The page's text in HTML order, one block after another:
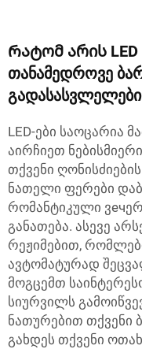
Რატომ არის LED
თანამედროვე
LED-ები საოცარია
აირჩიეთ
თქვენი
ნათელი ფერები
რომანტიკული
განათება. ასევე
რეჟიმებით,
ავტომატურად
მოგცემთ
სიურვილს
ნათურებით თქვენი
გახდეს თქვენი